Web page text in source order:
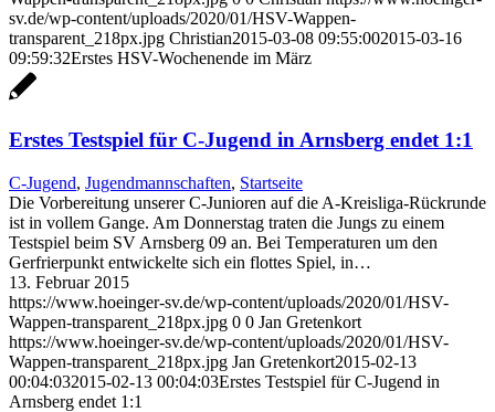
sv.de/wp-content/uploads/2020/01/HSV-Wappen-
transparent_218px.jpg Christian2015-03-08 09:55:002015-03-16
09:59:32Erstes HSV-Wochenende im März
Erstes Testspiel für C-Jugend in Arnsberg endet 1:1
C-Jugend, Jugendmannschaften, Startseite
Die Vorbereitung unserer C-Junioren auf die A-Kreisliga-Rückrunde
ist in vollem Gange. Am Donnerstag traten die Jungs zu einem
Testspiel beim SV Arnsberg 09 an. Bei Temperaturen um den
Gerfrierpunkt entwickelte sich ein flottes Spiel, in…
13. Februar 2015
https://www.hoeinger-sv.de/wp-content/uploads/2020/01/HSV-
Wappen-transparent_218px.jpg 0 0 Jan Gretenkort
https://www.hoeinger-sv.de/wp-content/uploads/2020/01/HSV-
Wappen-transparent_218px.jpg Jan Gretenkort2015-02-13
00:04:032015-02-13 00:04:03Erstes Testspiel für C-Jugend in
Arnsberg endet 1:1